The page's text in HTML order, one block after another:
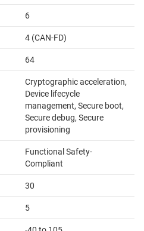
6
4 (CAN-FD)
64
Cryptographic acceleration,
Device lifecycle
management, Secure boot,
Secure debug, Secure
provisioning
Functional Safety-
Compliant
30
5